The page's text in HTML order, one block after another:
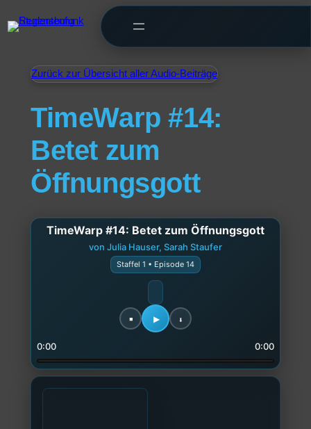
Zurück zur Übersicht aller Audio-Beiträge
TimeWarp #14:
Betet zum
Öffnungsgott
TimeWarp #14: Betet zum Öffnungsgott
von Julia Hauser, Sarah Staufer
Staffel 1 • Episode 14
0:00 0:00